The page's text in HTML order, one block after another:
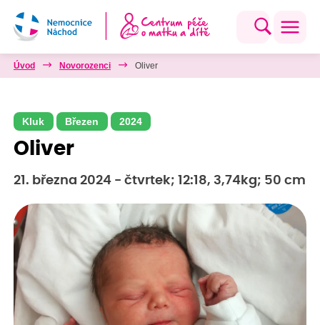
Úvod Novorozenci Oliver
Kluk Březen 2024
Oliver
21. března 2024 - čtvrtek; 12:18, 3,74kg; 50 cm